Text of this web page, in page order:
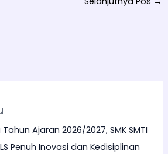
Ajaran 2026/2027, SMK SMTI
Penuh Inovasi dan Kedisiplinan